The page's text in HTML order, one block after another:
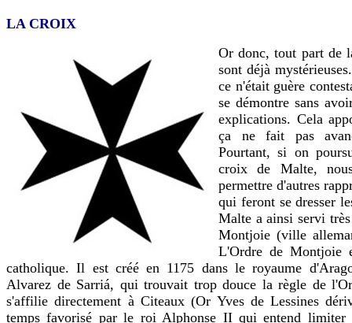
LA CROIX
Or donc, tout part de
sont déjà
ce n'était guère
se démontre sans
explications. Cela
ça ne fait pas
Pourtant, si on
croix de Malte,
permettre d'autres
qui feront se dresser
Malte a ainsi servi
Montjoie (ville
L'Ordre de Montjoie
catholique. Il est créé en 1175 dans le royaume
Alvarez de Sarriá, qui trouvait trop douce la règle de
s'affilie directement à Citeaux (Or Yves de Lessines
temps favorisé par le roi Alphonse II qui entend limiter